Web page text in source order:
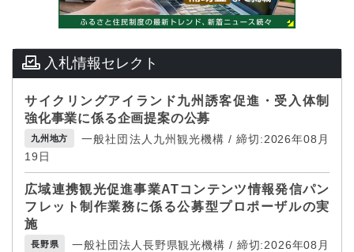
入札情報セレクト
サイクリングアイランド九州誘客促進・受入体制
強化事業に係る企画提案の公募
九州地方
一般社団法人九州観光機構 / 締切:2026年08月
19日
広域連携観光促進事業ATコンテンツ情報発信パン
フレット制作業務に係る公募型プロポーザルの実
施
長野県
一般社団法人長野県観光機構 / 締切:2026年08月